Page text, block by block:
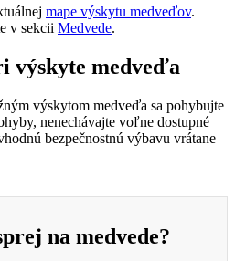
mape výskytu medveďov.
v sekcii Medvede.
výskyte medveďa
výskytom medveďa sa pohybujte
nenechávajte voľne dostupné
bezpečnostnú výbavu vrátane
na medvede?